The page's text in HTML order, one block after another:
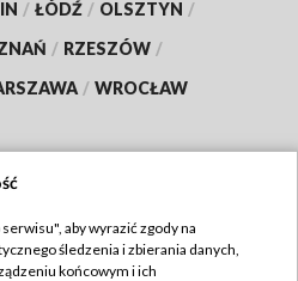
/ ŁÓDŹ / OLSZTYN /
/ RZESZÓW /
/ WROCŁAW
TVP
aby wyrazić zgody na
śledzenia i zbierania danych,
końcowym i ich